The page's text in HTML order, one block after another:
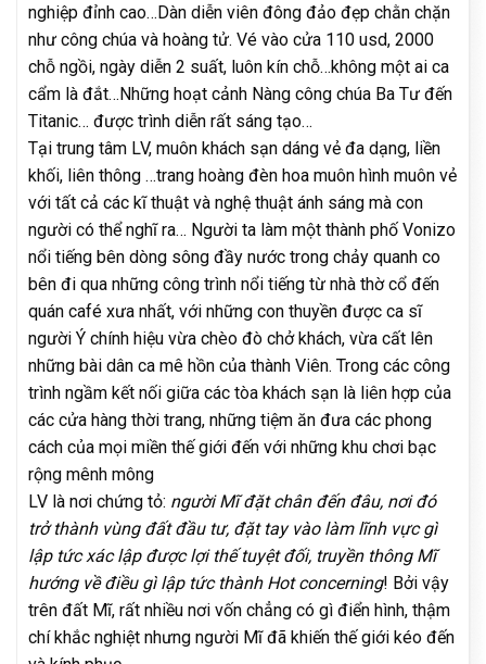
nghiệp đỉnh cao…Dàn diễn viên đông đảo đẹp chằn chặn
như công chúa và hoàng tử. Vé vào cửa 110 usd, 2000
chỗ ngồi, ngày diễn 2 suất, luôn kín chỗ…không một ai ca
cẩm là đắt…Những hoạt cảnh Nàng công chúa Ba Tư đến
Titanic… được trình diễn rất sáng tạo…
Tại trung tâm LV, muôn khách sạn dáng vẻ đa dạng, liền
khối, liên thông …trang hoàng đèn hoa muôn hình muôn vẻ
với tất cả các kĩ thuật và nghệ thuật ánh sáng mà con
người có thể nghĩ ra… Người ta làm một thành phố Vonizo
nổi tiếng bên dòng sông đầy nước trong chảy quanh co
bên đi qua những công trình nổi tiếng từ nhà thờ cổ đến
quán café xưa nhất, với những con thuyền được ca sĩ
người Ý chính hiệu vừa chèo đò chở khách, vừa cất lên
những bài dân ca mê hồn của thành Viên. Trong các công
trình ngầm kết nối giữa các tòa khách sạn là liên hợp của
các cửa hàng thời trang, những tiệm ăn đưa các phong
cách của mọi miền thế giới đến với những khu chơi bạc
rộng mênh mông
LV là nơi chứng tỏ: người Mĩ đặt chân đến đâu, nơi đó
trở thành vùng đất đầu tư, đặt tay vào làm lĩnh vực gì
lập tức xác lập được lợi thế tuyệt đối, truyền thông Mĩ
hướng về điều gì lập tức thành Hot concerning! Bởi vậy
trên đất Mĩ, rất nhiều nơi vốn chẳng có gì điển hình, thậm
chí khắc nghiệt nhưng người Mĩ đã khiến thế giới kéo đến